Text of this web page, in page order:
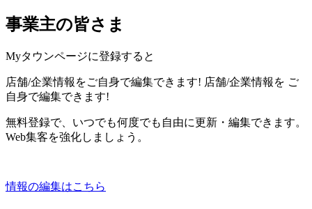
事業主の皆さま
Myタウンページに登録すると
店舗/企業情報をご自身で編集できます! 店舗/企業情報を ご
自身で編集できます!
無料登録で、いつでも何度でも自由に更新・編集できます。
Web集客を強化しましょう。
情報の編集はこちら